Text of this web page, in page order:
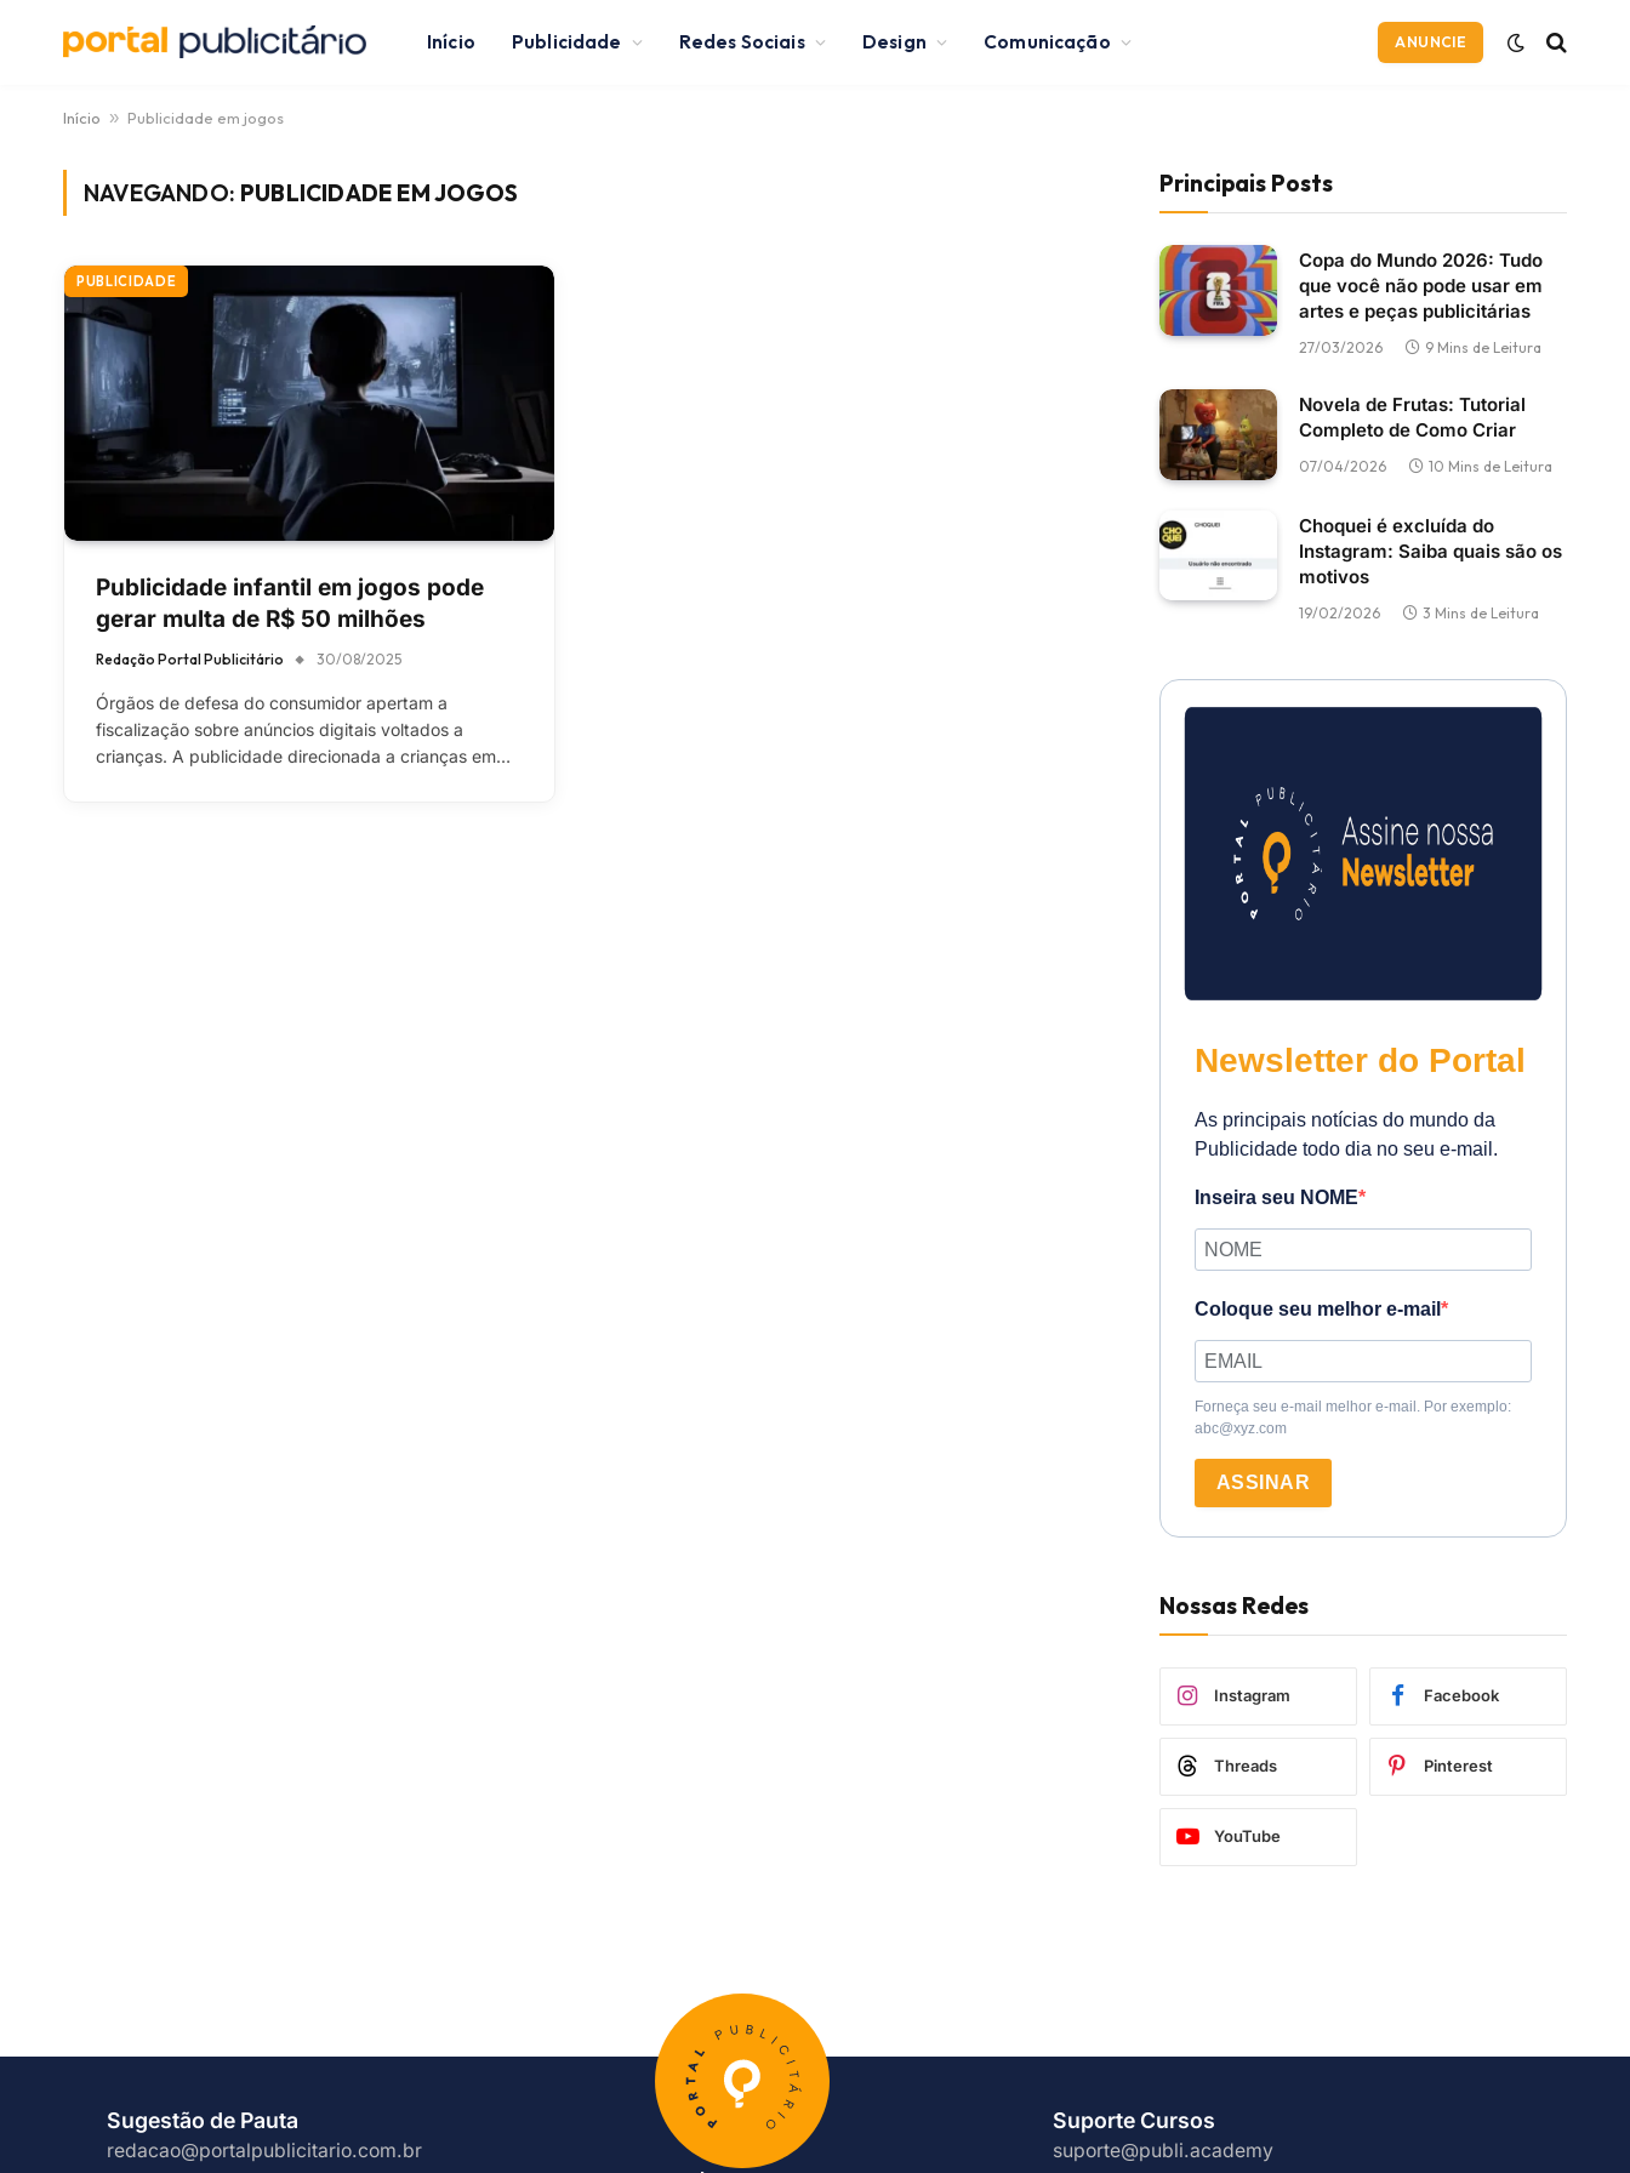
Início Publicidade Redes Sociais Design Comunicação ANUNCIE
Início » Publicidade em jogos
NAVEGANDO: PUBLICIDADE EM JOGOS
PUBLICIDADE
Publicidade infantil em jogos pode
gerar multa de R$ 50 milhões
Redação Portal Publicitário 30/08/2025
Órgãos de defesa do consumidor apertam a
fiscalização sobre anúncios digitais voltados a
crianças. A publicidade direcionada a crianças em…
Principais Posts
Copa do Mundo 2026: Tudo
que você não pode usar em
artes e peças publicitárias
27/03/2026 9 Mins de Leitura
Novela de Frutas: Tutorial
Completo de Como Criar
07/04/2026 10 Mins de Leitura
Choquei é excluída do
Instagram: Saiba quais são os
motivos
19/02/2026 3 Mins de Leitura
Newsletter do Portal
As principais notícias do mundo da
Publicidade todo dia no seu e-mail.
Inseira seu NOME
Coloque seu melhor e-mail
Forneça seu e-mail melhor e-mail. Por exemplo:
abc@xyz.com
ASSINAR
Nossas Redes
Instagram Facebook
Threads Pinterest
YouTube
Sugestão de Pauta
redacao@portalpublicitario.com.br
Suporte Cursos
suporte@publi.academy